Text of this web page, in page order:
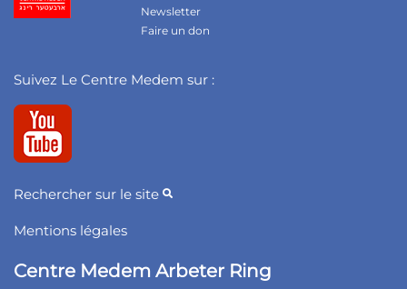
Newsletter
Faire un don
Suivez Le Centre Medem sur :
Rechercher sur le site
Mentions légales
Centre Medem Arbeter Ring